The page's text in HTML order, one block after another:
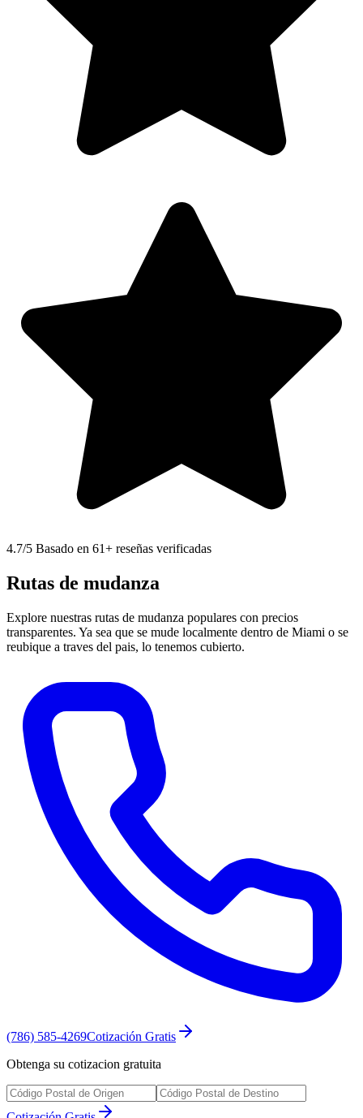
4.7/5 Basado en 61+ reseñas verificadas
Rutas de mudanza
Explore nuestras rutas de mudanza populares con precios
transparentes. Ya sea que se mude localmente dentro de Miami o se
reubique a traves del pais, lo tenemos cubierto.
(786) 585-4269Cotización Gratis
Obtenga su cotizacion gratuita